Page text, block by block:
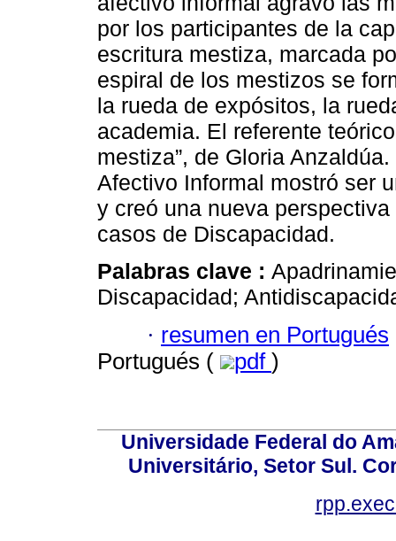
por los participantes de la
escritura mestiza, marcada
espiral de los mestizos se
la rueda de expósitos, la
academia. El referente
mestiza”, de Gloria
Afectivo Informal mostró ser
y creó una nueva
casos de Discapacidad.
Palabras clave :
Discapacidad;
· resumen en Portugués
Portugués (
pdf )
Universidade Federal do
Universitário, Setor Sul.